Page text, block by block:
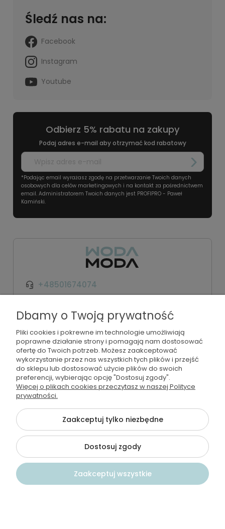
Śledź nas na:
Facebook
Instagram
Youtube
Odbierz 5% rabatu na zakupy
Podaj adres e-mail aby otrzymać kod rabatowy
*Podając email wyrażasz zgodę na przetwarzanie Twoich danych
osobowych dla celów marketingowych i na kontakt za pośrednictwem
email. Administratorem Twoich danych jest PROFIPRO - Paweł
Kamiński.
+48501674074
Moje konto
Regulamin i polityka
Płatności i dostawa
©2026 Wszelkie Prawa Zastrzeżone | Wodamoda
Szablon Flex by Ecommercy
Dbamy o Twoją prywatność
Pliki cookies i pokrewne im technologie umożliwiają
poprawne działanie strony i pomagają nam dostosować
ofertę do Twoich potrzeb. Możesz zaakceptować
wykorzystanie przez nas wszystkich tych plików i przejść
do sklepu lub dostosować użycie plików do swoich
preferencji, wybierając opcję "Dostosuj zgody".
Więcej o plikach cookies przeczytasz w naszej Polityce
prywatności.
Zaakceptuj tylko niezbędne
Dostosuj zgody
Zaakceptuj wszystkie